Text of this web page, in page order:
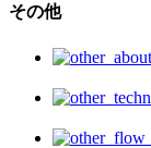
その他